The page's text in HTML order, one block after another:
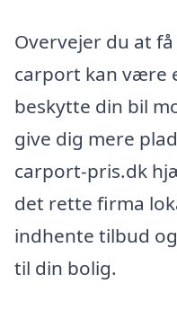
Overvejer du at
carport kan være
beskytte din bil
give dig mere
carport-pris.dk
det rette firma
indhente tilbud
til din bolig.